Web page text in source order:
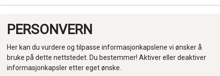
PERSONVERN
Her kan du vurdere og tilpasse informasjonkapslene vi ønsker å
bruke på dette nettstedet. Du bestemmer! Aktiver eller deaktiver
informasjonkapsler etter eget ønske.